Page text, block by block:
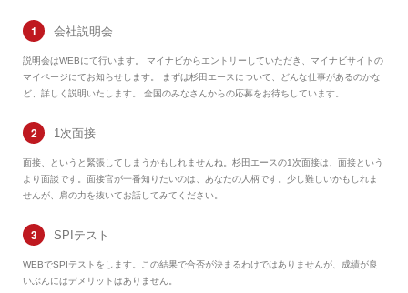
会社説明会
説明会はWEBにて行います。 マイナビからエントリーしていただき、マイナビサイトの
マイページにてお知らせします。 まずは杉田エースについて、どんな仕事があるのかな
ど、詳しく説明いたします。 全国のみなさんからの応募をお待ちしています。
1次面接
面接、というと緊張してしまうかもしれませんね。杉田エースの1次面接は、面接という
より面談です。面接官が一番知りたいのは、あなたの人柄です。少し難しいかもしれま
せんが、肩の力を抜いてお話してみてください。
SPIテスト
WEBでSPIテストをします。この結果で合否が決まるわけではありませんが、成績が良
いぶんにはデメリットはありません。